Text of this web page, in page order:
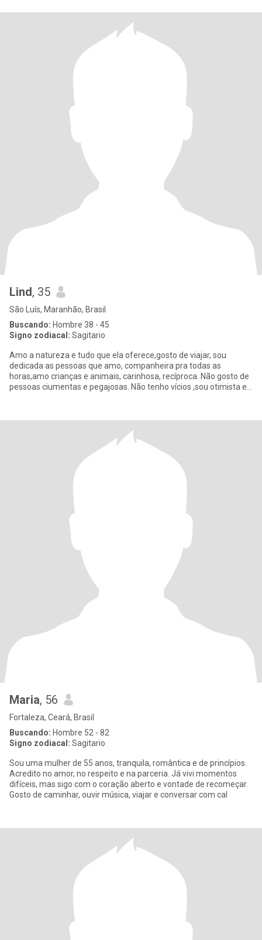
Lind, 35
São Luís, Maranhão, Brasil
Buscando: Hombre 38 - 45
Signo zodiacal: Sagitario
Amo a natureza e tudo que ela oferece,gosto de viajar, sou
dedicada as pessoas que amo, companheira pra todas as
horas,amo crianças e animais, carinhosa, recíproca. Não gosto de
pessoas ciumentas e pegajosas. Não tenho vícios ,sou otimista e
Maria, 56
Fortaleza, Ceará, Brasil
Buscando: Hombre 52 - 82
Signo zodiacal: Sagitario
Sou uma mulher de 55 anos, tranquila, romântica e de princípios.
Acredito no amor, no respeito e na parceria. Já vivi momentos
difíceis, mas sigo com o coração aberto e vontade de recomeçar.
Gosto de caminhar, ouvir música, viajar e conversar com cal